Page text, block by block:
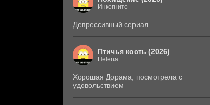
Инкогнито
Депрессивный сериал
Птичья кость (2026)
Helena
Хорошая Дорама, посмотрела с
удовольствием